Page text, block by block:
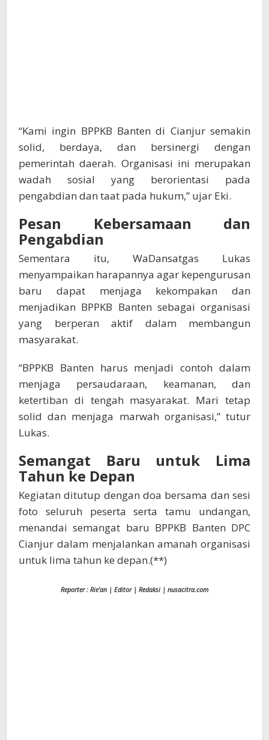
“Kami ingin BPPKB Banten di Cianjur semakin
solid, berdaya, dan bersinergi dengan
pemerintah daerah. Organisasi ini merupakan
wadah sosial yang berorientasi pada
pengabdian dan taat pada hukum,” ujar Eki.
Pesan Kebersamaan dan
Pengabdian
Sementara itu, WaDansatgas Lukas
menyampaikan harapannya agar kepengurusan
baru dapat menjaga kekompakan dan
menjadikan BPPKB Banten sebagai organisasi
yang berperan aktif dalam membangun
masyarakat.
“BPPKB Banten harus menjadi contoh dalam
menjaga persaudaraan, keamanan, dan
ketertiban di tengah masyarakat. Mari tetap
solid dan menjaga marwah organisasi,” tutur
Lukas.
Semangat Baru untuk Lima
Tahun ke Depan
Kegiatan ditutup dengan doa bersama dan sesi
foto seluruh peserta serta tamu undangan,
menandai semangat baru BPPKB Banten DPC
Cianjur dalam menjalankan amanah organisasi
untuk lima tahun ke depan.(**)
Reporter : Rie’an | Editor | Redaksi | nusacitra.com